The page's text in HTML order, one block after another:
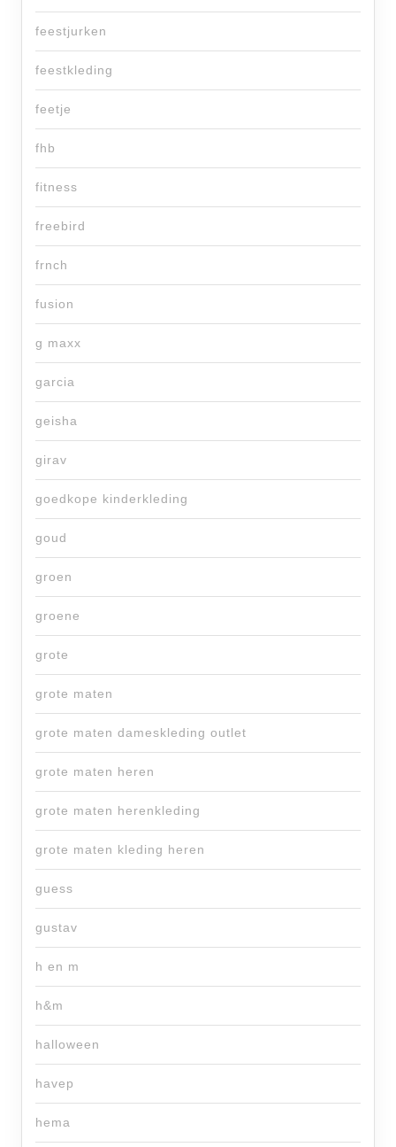
feestjurken
feestkleding
feetje
fhb
fitness
freebird
frnch
fusion
g maxx
garcia
geisha
girav
goedkope kinderkleding
goud
groen
groene
grote
grote maten
grote maten dameskleding outlet
grote maten heren
grote maten herenkleding
grote maten kleding heren
guess
gustav
h en m
h&m
halloween
havep
hema